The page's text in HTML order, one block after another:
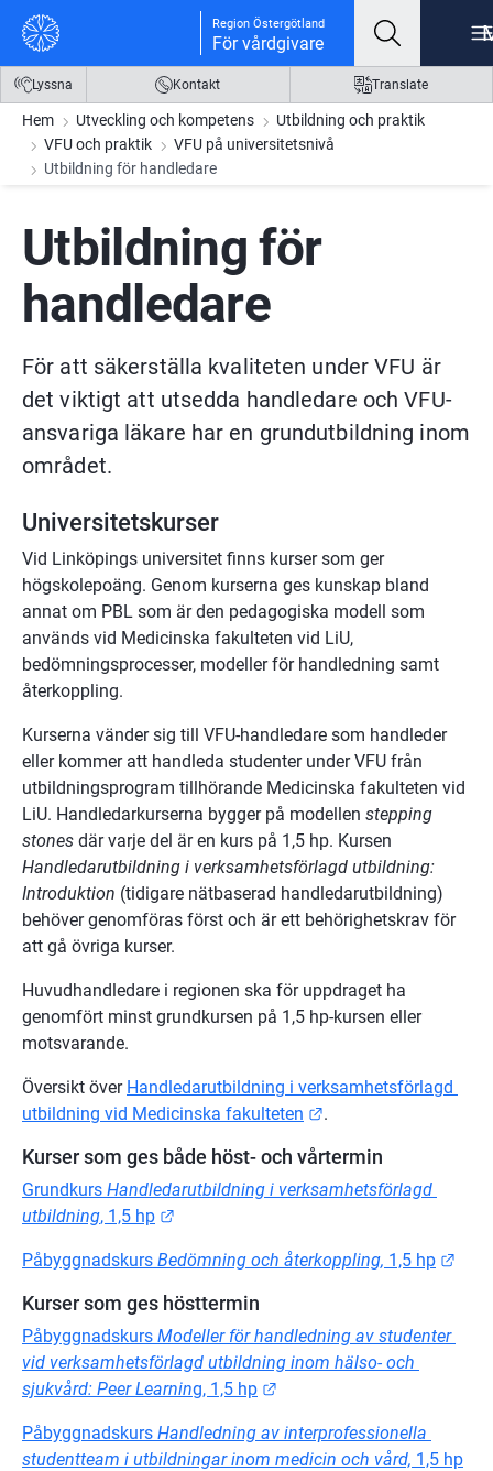
Gå till innehåll
Gå till meny
Gå till sidfot Region Östergötland
För vårdgivare
Lyssna Kontakt Translate
Hem Utveckling och kompetens
Utbildning och praktik
VFU och praktik
VFU på universitetsnivå
Utbildning för handledare
Utbildning för
handledare
För att säkerställa kvaliteten under VFU är
det viktigt att utsedda handledare och VFU-
ansvariga läkare har en grundutbildning inom
området.
Universitetskurser
Vid Linköpings universitet finns kurser som ger
högskolepoäng. Genom kurserna ges kunskap bland
annat om PBL som är den pedagogiska modell som
används vid Medicinska fakulteten vid LiU,
bedömningsprocesser, modeller för handledning samt
återkoppling.
Kurserna vänder sig till VFU-handledare som handleder
eller kommer att handleda studenter under VFU från
utbildningsprogram tillhörande Medicinska fakulteten vid
LiU. Handledarkurserna bygger på modellen stepping
stones
Handledarutbildning i verksamhetsförlagd utbildning:
Introduktion (tidigare nätbaserad handledarutbildning)
behöver genomföras först och är ett behörighetskrav för
att gå övriga kurser.
Huvudhandledare i regionen ska för uppdraget ha
genomfört minst grundkursen på 1,5 hp-kursen eller
motsvarande.
Översikt över Handledarutbildning i verksamhetsförlagd
utbildning vid Medicinska fakulteten
Länk till annan
.
Kurser som ges både höst- och vårtermin
Grundkurs Handledarutbildning i verksamhetsförlagd
utbildning, 1,5 hp
Påbyggnadskurs Bedömning och återkoppling, 1,5 hp
Kurser som ges hösttermin
Påbyggnadskurs Modeller för handledning av studenter
vid verksamhetsförlagd utbildning inom hälso- och
sjukvård: Peer Learning, 1,5 hp
Påbyggnadskurs Handledning av interprofessionella
studentteam i utbildningar inom medicin och vård, 1,5 hp